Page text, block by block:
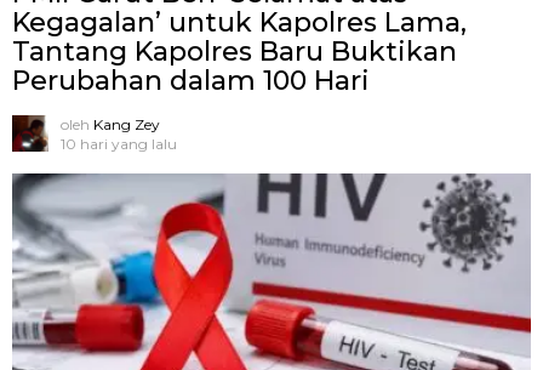
Kegagalan’ untuk Kapolres Lama,
Tantang Kapolres Baru Buktikan
Perubahan dalam 100 Hari
oleh Kang Zey
10 hari yang lalu